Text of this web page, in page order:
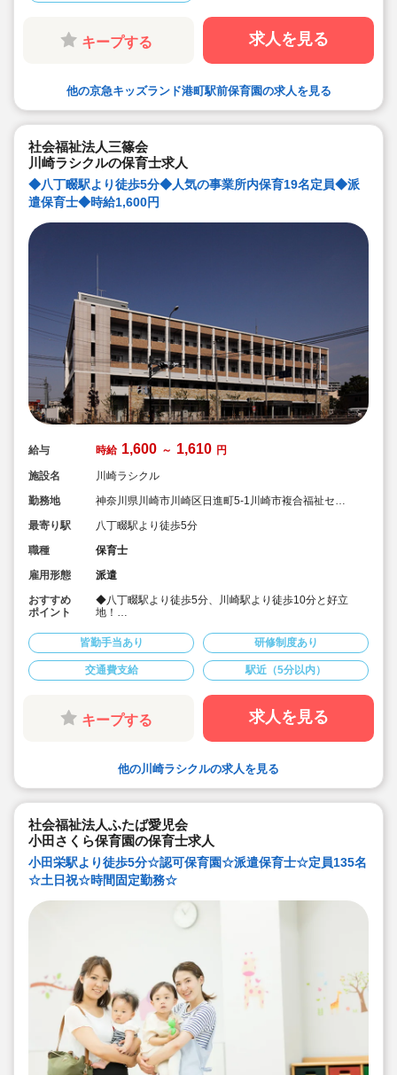
キープする 求人を見る
他の京急キッズランド港町駅前保育園の求人を見る
社会福祉法人三篠会
川崎ラシクルの保育士求人
◆八丁畷駅より徒歩5分◆人気の事業所内保育19名定員◆派
遣保育士◆時給1,600円
給与 時給 1,600 ～ 1,610 円
施設名
川崎ラシクル
勤務地
神奈川県川崎市川崎区日進町5-1川崎市複合福祉セン
最寄り駅
八丁畷駅より徒歩5分
職種
保育士
雇用形態
派遣
おすすめ
ポイント
◆八丁畷駅より徒歩5分、川崎駅より徒歩10分と好立
地！
んがいます！
◆規模が小さいので寄り添った保育ができます！
◆時給1600円！業務負担も少なく、高時給！
皆勤手当あり 研修制度あり
交通費支給 駅近（5分以内）
キープする 求人を見る
他の川崎ラシクルの求人を見る
社会福祉法人ふたば愛児会
小田さくら保育園の保育士求人
小田栄駅より徒歩5分☆認可保育園☆派遣保育士☆定員135名
☆土日祝☆時間固定勤務☆